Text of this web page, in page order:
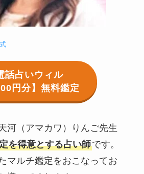
話占いウィル
円分】無料鑑定
河（アマカワ）りんご先生
を得意とする占い師です。
マルチ鑑定をおこなってお